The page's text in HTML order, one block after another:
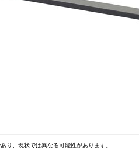
り、現状では異なる可能性があります。